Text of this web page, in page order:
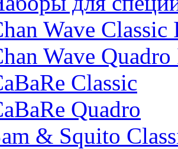
Wave
Wave
Classic
Quadro
& Squito